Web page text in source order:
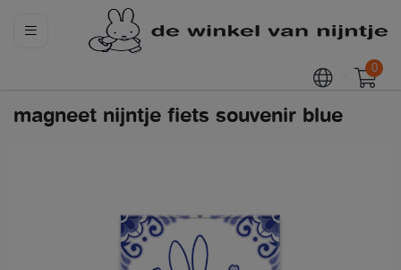
0
magneet nijntje fiets souvenir blue